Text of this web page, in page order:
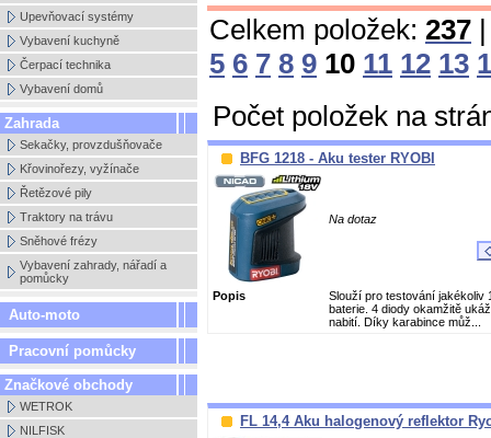
Upevňovací systémy
Vybavení kuchyně
Čerpací technika
Vybavení domů
Zahrada
Sekačky, provzdušňovače
Křovinořezy, vyžínače
Řetězové pily
Traktory na trávu
Sněhové frézy
Vybavení zahrady, nářadí a
pomůcky
Auto-moto
Pracovní pomůcky
Značkové obchody
WETROK
NILFISK
Celkem položek: 237
5 6 7 8 9 10 11 12 13
Počet položek na
BFG 1218 - Aku tester RYOBI
Na dotaz
Popis
Slouží pro testování jakékoliv
baterie. 4 diody okamžitě
nabití. Díky karabince můž...
FL 14,4 Aku halogenový reflektor